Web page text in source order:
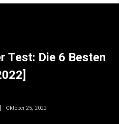
Test: Die 6 Besten
Oktober 25, 2022